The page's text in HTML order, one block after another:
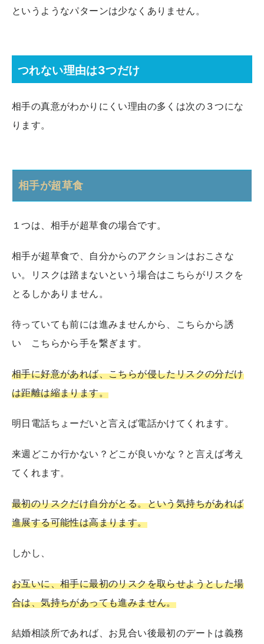
というようなパターンは少なくありません。
つれない理由は3つだけ
相手の真意がわかりにくい理由の多くは次の３つにな
ります。
相手が超草食
１つは、相手が超草食の場合です。
相手が超草食で、自分からのアクションはおこさな
い。リスクは踏まないという場合はこちらがリスクを
とるしかありません。
待っていても前には進みませんから、こちらから誘
い こちらから手を繋ぎます。
相手に好意があれば、こちらが侵したリスクの分だけ
は距離は縮まります。
明日電話ちょーだいと言えば電話かけてくれます。
来週どこか行かない？どこが良いかな？と言えば考え
てくれます。
最初のリスクだけ自分がとる。という気持ちがあれば
進展する可能性は高まります。
しかし、
お互いに、相手に最初のリスクを取らせようとした場
合は、気持ちがあっても進みません。
結婚相談所であれば、お見合い後最初のデートは義務